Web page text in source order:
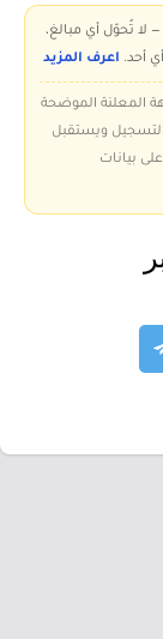
لا تُحوّل أي مبالغ،
أحد. اعرف المزيد
المعلنة الموضحة
ويستقبل
بيانات